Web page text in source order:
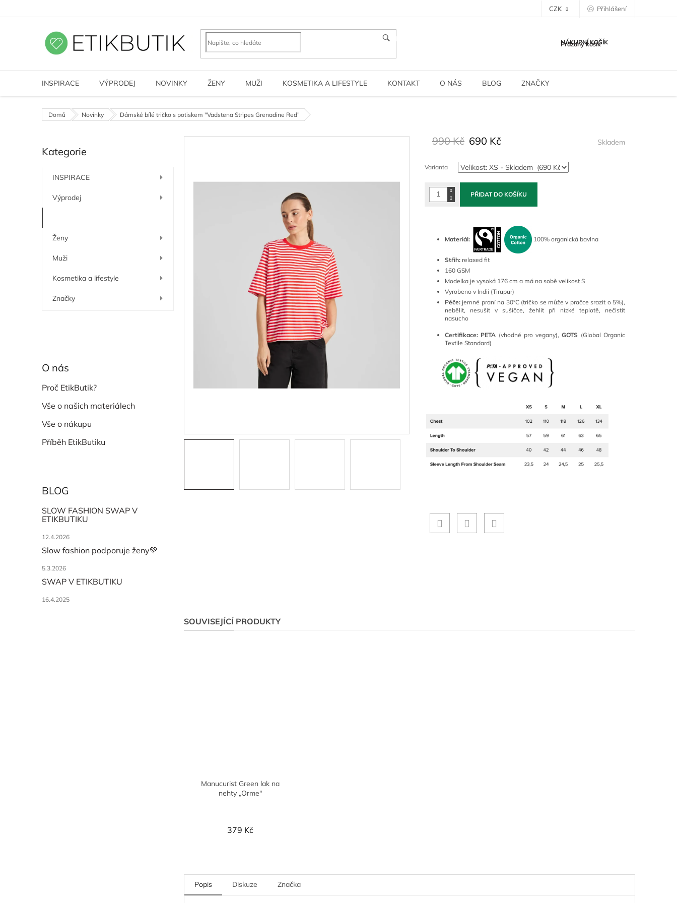
CZK Přihlášení
HLEDAT NÁKUPNÍ KOŠÍK
Prázdný košík
INSPIRACE VÝPRODEJ NOVINKY ŽENY MUŽI KOSMETIKA A LIFESTYLE KONTAKT O NÁS BLOG ZNAČKY
Domů Novinky Dámské bílé tričko s potiskem "Vadstena Stripes Grenadine Red"
o
n
í
Přeskočit
kategorie
Kategorie
INSPIRACE
Výprodej
Ženy
Muži
Kosmetika a lifestyle
Značky
O nás
Proč EtikButik?
Vše o našich materiálech
Vše o nákupu
Příběh EtikButiku
BLOG
SLOW FASHION SWAP V
ETIKBUTIKU
12.4.2026
Slow fashion podporuje ženy💚
5.3.2026
SWAP V ETIKBUTIKU
16.4.2025
990 Kč 690 Kč
cena:
Skladem
Varianta
PŘIDAT DO KOŠÍKU
Materiál: 100% organická bavlna
Střih: relaxed fit
160 GSM
Modelka je vysoká 176 cm a má na sobě velikost S
Vyrobeno v Indii (Tirupur)
Péče: jemné praní na 30°C (tričko se může v pračce srazit o 5%),
nebělit, nesušit v sušičce, žehlit při nízké teplotě, nečistit
nasucho
Certifikace: PETA (vhodné pro vegany),GOTS (Global Organic
Textile Standard)
SOUVISEJÍCÍ PRODUKTY
Manucurist Green lak na
nehty „Orme"
379 Kč
Popis Diskuze Značka